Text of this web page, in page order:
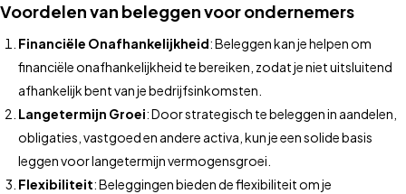
Voordelen van beleggen voor ondernemers
Financiële Onafhankelijkheid: Beleggen kan je helpen om
financiële onafhankelijkheid te bereiken, zodat je niet uitsluitend
afhankelijk bent van je bedrijfsinkomsten.
Langetermijn Groei: Door strategisch te beleggen in aandelen,
obligaties, vastgoed en andere activa, kun je een solide basis
leggen voor langetermijn vermogensgroei.
Flexibiliteit: Beleggingen bieden de flexibiliteit om je